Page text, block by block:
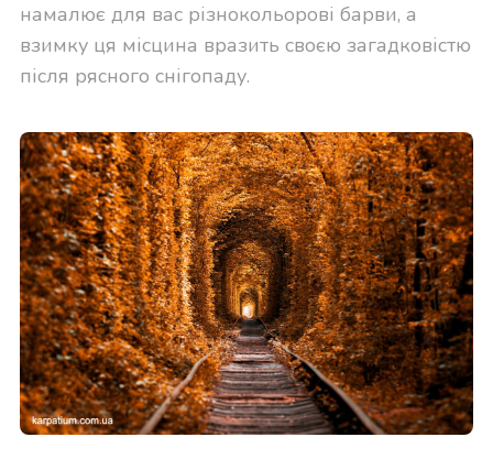
намалює для вас різнокольорові барви, а
взимку ця місцина вразить своєю загадковістю
після рясного снігопаду.